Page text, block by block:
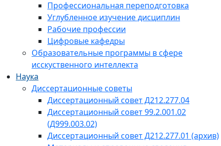
Профессиональная переподготовка
Углубленное изучение дисциплин
Рабочие профессии
Цифровые кафедры
Образовательные программы в сфере
исскуственного интеллекта
Наука
Диссертационные советы
Диссертационный совет Д212.277.04
Диссертационный совет 99.2.001.02
(Д999.003.02)
Диссертационный совет Д212.277.01 (архив)